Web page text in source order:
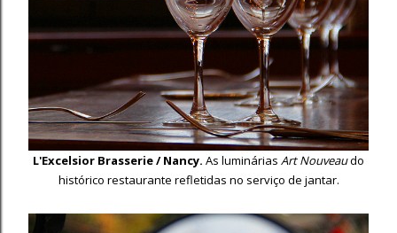
L'Excelsior Brasserie / Nancy. As luminárias Art Nouveaudo
histórico restaurante refletidas no serviço de jantar.